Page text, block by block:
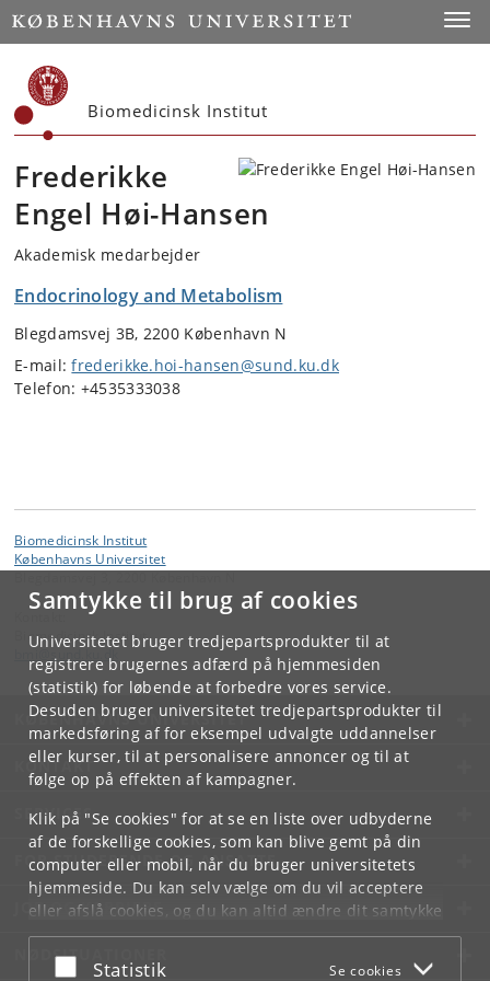
Samtykke til brug af cookies
Universitetet bruger tredjepartsprodukter til at
registrere brugernes adfærd på hjemmesiden
(statistik) for løbende at forbedre vores service.
Desuden bruger universitetet tredjepartsprodukter til
markedsføring af for eksempel udvalgte uddannelser
eller kurser, til at personalisere annoncer og til at
følge op på effekten af kampagner.
Klik på "Se cookies" for at se en liste over udbyderne
af de forskellige cookies, som kan blive gemt på din
computer eller mobil, når du bruger universitetets
hjemmeside. Du kan selv vælge om du vil acceptere
eller afslå cookies, og du kan altid ændre dit samtykke
underCookie- og privatlivspolitiksom du finder i
bunden af hver side.
Acceptér eller afslå
Statistik Se cookies
Start
Biomedicinsk Institut
Frederikke
Engel Høi-Hansen
Akademisk medarbejder
Endocrinology and Metabolism
Blegdamsvej 3B, 2200 København N
E-mail:frederikke.hoi-hansen@sund.ku.dk
Telefon: +4535333038
Biomedicinsk Institut
Københavns Universitet
Biomedicinsk Institut
KØBENHAVNS UNIVERSITET
KONTAKT
SERVICES
FOR STUDERENDE OG ANSATTE
JOB OG KARRIERE
NØDSITUATIONER